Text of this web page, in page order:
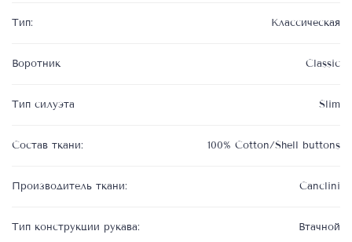
Тип: Классическая
Воротник Classic
Тип силуэта Slim
Состав ткани: 100% Cotton/Shell buttons
Производитель ткани: Canclini
Тип конструкции рукава: Втачной